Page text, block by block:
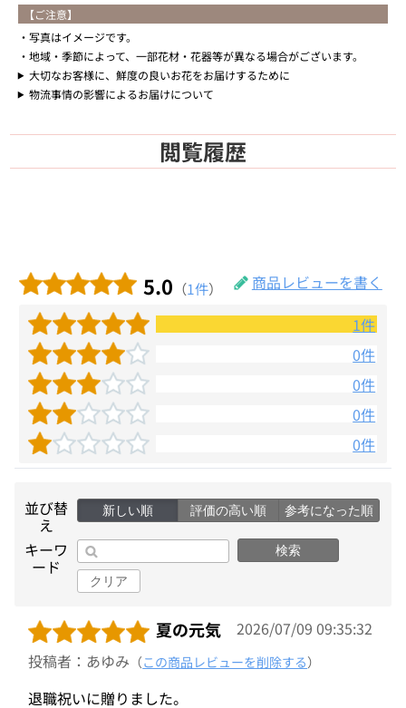
【ご注意】
写真はイメージです。
地域・季節によって、一部花材・花器等が異なる場合がございます。
大切なお客様に、鮮度の良いお花をお届けするために
物流事情の影響によるお届けについて
閲覧履歴
5.0 （1件）
商品レビューを書く
1件
0件
0件
0件
0件
並び替
え
新しい順 評価の高い順 参考になった順
キーワ
ード
検索
クリア
夏の元気
2026/07/09 09:35:32
投稿者：あゆみ （この商品レビューを削除する）
退職祝いに贈りました。